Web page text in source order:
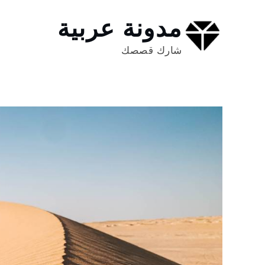
مدونة عربية
شارك قصصك